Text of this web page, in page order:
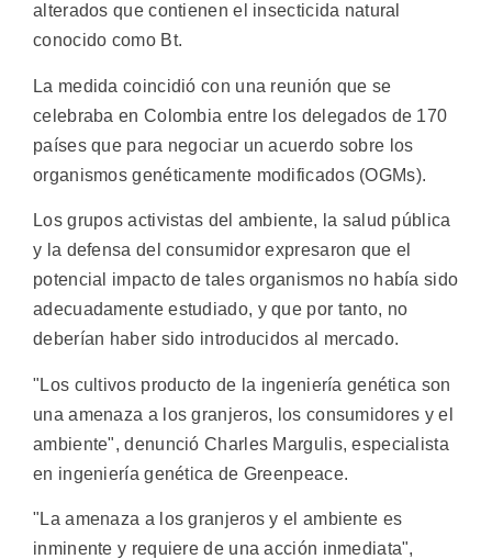
alterados que contienen el insecticida natural
conocido como Bt.
La medida coincidió con una reunión que se
celebraba en Colombia entre los delegados de 170
países que para negociar un acuerdo sobre los
organismos genéticamente modificados (OGMs).
Los grupos activistas del ambiente, la salud pública
y la defensa del consumidor expresaron que el
potencial impacto de tales organismos no había sido
adecuadamente estudiado, y que por tanto, no
deberían haber sido introducidos al mercado.
"Los cultivos producto de la ingeniería genética son
una amenaza a los granjeros, los consumidores y el
ambiente", denunció Charles Margulis, especialista
en ingeniería genética de Greenpeace.
"La amenaza a los granjeros y el ambiente es
inminente y requiere de una acción inmediata",